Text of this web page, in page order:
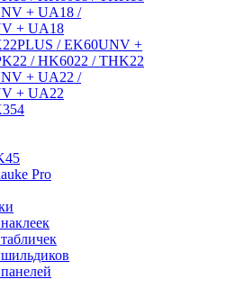
+ UA18 /
+ UA18
/ EK60UNV +
/ HK6022 / THK22
+ UA22 /
+ UA22
Pro